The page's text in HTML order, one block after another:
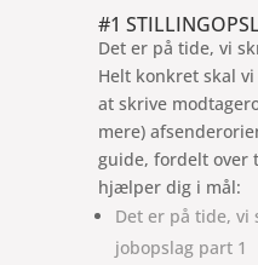
#1
Det er på tide, vi
Helt konkret skal
at skrive
mere)
guide, fordelt over
hjælper dig i mål:
Det er på tide, vi
jobopslag part 1